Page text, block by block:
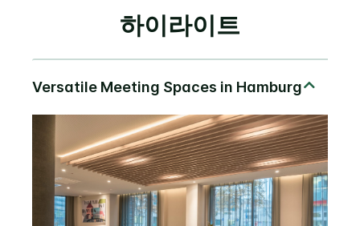
하이라이트